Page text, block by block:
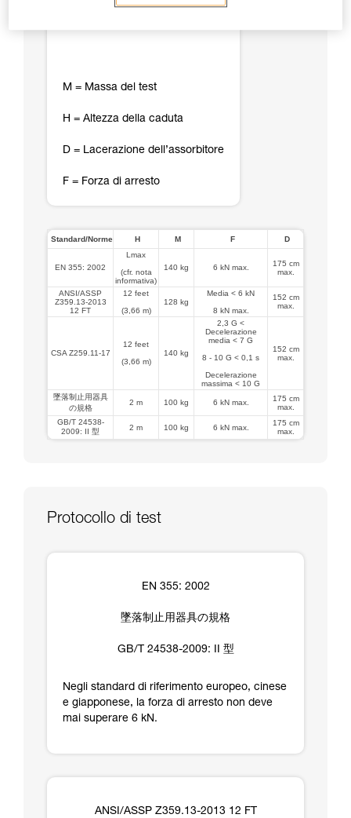
M = Massa del test
H = Altezza della caduta
D = Lacerazione dell’assorbitore
F = Forza di arresto
Standard/Norme H M F D
EN 355: 2002
Lmax
(cfr. nota
informativa)
140 kg 6 kN max.
175 cm
max.
ANSI/ASSP
Z359.13-2013
12 FT
12 feet
(3,66 m)
128 kg
Media < 6 kN
8 kN max.
152 cm
max.
CSA Z259.11-17
12 feet
(3,66 m)
140 kg
2,3 G <
Decelerazione
media < 7 G
8 - 10 G < 0,1 s
Decelerazione
massima < 10 G
152 cm
max.
墜落制止用器具
の規格
2 m 100 kg 6 kN max.
175 cm
max.
GB/T 24538-
2009: II 型
2 m 100 kg 6 kN max.
175 cm
max.
Protocollo di test
EN 355: 2002
墜落制止用器具の規格
GB/T 24538-2009: II 型
Negli standard di riferimento europeo, cinese
e giapponese, la forza di arresto non deve
mai superare 6 kN.
ANSI/ASSP Z359.13-2013 12 FT